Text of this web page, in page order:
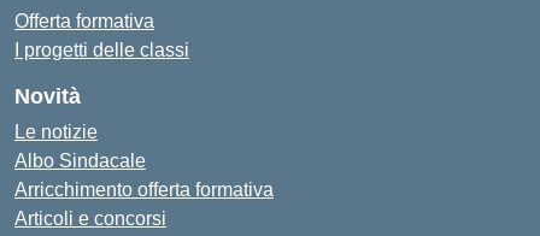
Offerta formativa
I progetti delle classi
Novità
Le notizie
Albo Sindacale
Arricchimento offerta formativa
Articoli e concorsi